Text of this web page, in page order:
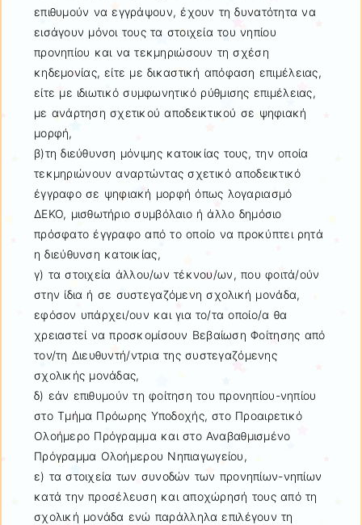
επιθυμούν να εγγράψουν, έχουν τη δυνατότητα να
εισάγουν μόνοι τους τα στοιχεία του νηπίου
προνηπίου και να τεκμηριώσουν τη σχέση
κηδεμονίας, είτε με δικαστική απόφαση επιμέλειας,
είτε με ιδιωτικό συμφωνητικό ρύθμισης επιμέλειας,
με ανάρτηση σχετικού αποδεικτικού σε ψηφιακή
μορφή,
β)τη διεύθυνση μόνιμης κατοικίας τους, την οποία
τεκμηριώνουν αναρτώντας σχετικό αποδεικτικό
έγγραφο σε ψηφιακή μορφή όπως λογαριασμό
ΔΕΚΟ, μισθωτήριο συμβόλαιο ή άλλο δημόσιο
πρόσφατο έγγραφο από το οποίο να προκύπτει ρητά
η διεύθυνση κατοικίας,
γ) τα στοιχεία άλλου/ων τέκνου/ων, που φοιτά/ούν
στην ίδια ή σε συστεγαζόμενη σχολική μονάδα,
εφόσον υπάρχει/ουν και για το/τα οποίο/α θα
χρειαστεί να προσκομίσουν Βεβαίωση Φοίτησης από
τον/τη Διευθυντή/ντρια της συστεγαζόμενης
σχολικής μονάδας,
δ) εάν επιθυμούν τη φοίτηση του προνηπίου-νηπίου
στο Τμήμα Πρόωρης Υποδοχής, στο Προαιρετικό
Ολοήμερο Πρόγραμμα και στο Αναβαθμισμένο
Πρόγραμμα Ολοήμερου Νηπιαγωγείου,
ε) τα στοιχεία των συνοδών των προνηπίων-νηπίων
κατά την προσέλευση και αποχώρησή τους από τη
σχολική μονάδα ενώ παράλληλα επιλέγουν τη